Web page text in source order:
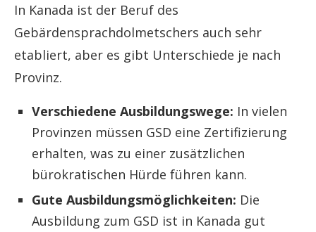
In Kanada ist der Beruf des
Gebärdensprachdolmetschers auch sehr
etabliert, aber es gibt Unterschiede je nach
Provinz.
Verschiedene Ausbildungswege: In vielen
Provinzen müssen GSD eine Zertifizierung
erhalten, was zu einer zusätzlichen
bürokratischen Hürde führen kann.
Gute Ausbildungsmöglichkeiten: Die
Ausbildung zum GSD ist in Kanada gut